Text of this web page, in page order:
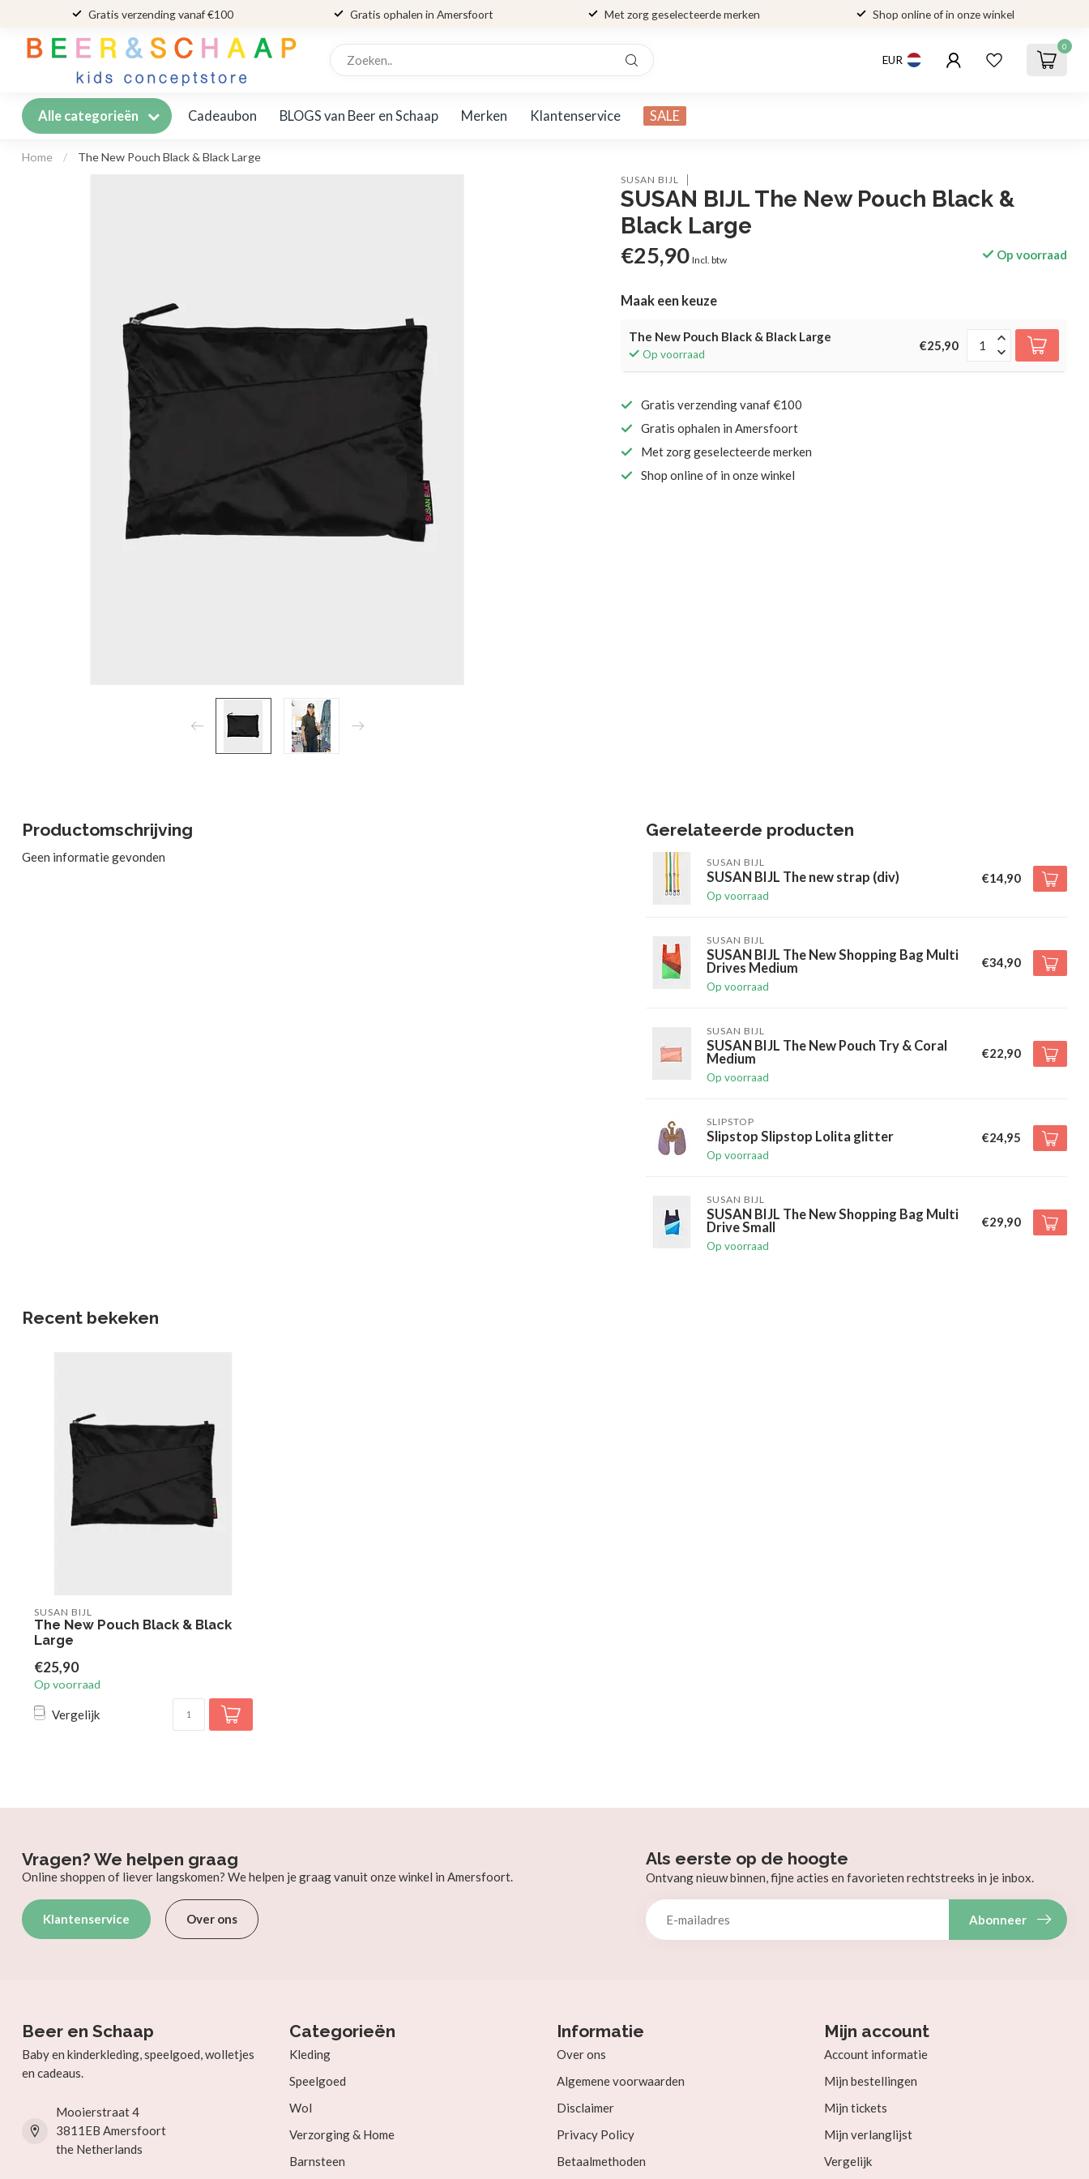
Gratis verzending vanaf €100 Gratis ophalen in Amersfoort Met zorg geselecteerde merken Shop online of in onze winkel
EUR
0
Alle categorieën Cadeaubon BLOGS van Beer en Schaap Merken Klantenservice SALE
Home / The New Pouch Black & Black Large
SUSAN BIJL
SUSAN BIJL The New Pouch Black &
Black Large
€25,90 Incl. btw Op voorraad
Maak een keuze
The New Pouch Black & Black Large
Op voorraad
€25,90
Gratis verzending vanaf €100
Gratis ophalen in Amersfoort
Met zorg geselecteerde merken
Shop online of in onze winkel
Productomschrijving
Geen informatie gevonden
Gerelateerde producten
SUSAN BIJL
SUSAN BIJL The new strap (div)
Op voorraad
€14,90
SUSAN BIJL
SUSAN BIJL The New Shopping Bag Multi
Drives Medium
Op voorraad
€34,90
SUSAN BIJL
SUSAN BIJL The New Pouch Try & Coral
Medium
Op voorraad
€22,90
SLIPSTOP
Slipstop Slipstop Lolita glitter
Op voorraad
€24,95
SUSAN BIJL
SUSAN BIJL The New Shopping Bag Multi
Drive Small
Op voorraad
€29,90
Recent bekeken
SUSAN BIJL
The New Pouch Black & Black
Large
€25,90
Op voorraad
Vergelijk
Vragen? We helpen graag
Online shoppen of liever langskomen? We helpen je graag vanuit onze winkel in Amersfoort.
Klantenservice Over ons
Als eerste op de hoogte
Ontvang nieuw binnen, fijne acties en favorieten rechtstreeks in je inbox.
Abonneer
Beer en Schaap
Baby en kinderkleding, speelgoed, wolletjes
en cadeaus.
Mooierstraat 4
3811EB Amersfoort
the Netherlands
Categorieën
Kleding
Speelgoed
Wol
Verzorging & Home
Barnsteen
Informatie
Over ons
Algemene voorwaarden
Disclaimer
Privacy Policy
Betaalmethoden
Mijn account
Account informatie
Mijn bestellingen
Mijn tickets
Mijn verlanglijst
Vergelijk